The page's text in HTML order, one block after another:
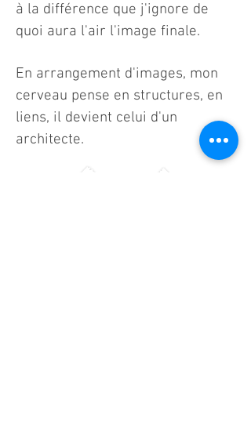
à la différence que j'ignore de
quoi aura l'air l'image finale.
En arrangement d'images, mon
cerveau pense en structures, en
liens, il devient celui d'un
architecte.